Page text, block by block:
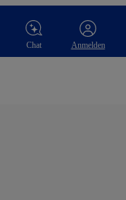
Chat Anmelden